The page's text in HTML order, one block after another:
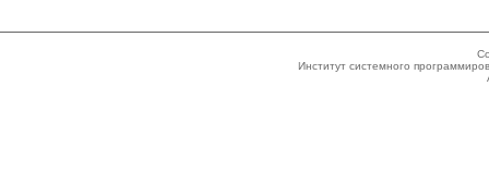
Институт системного